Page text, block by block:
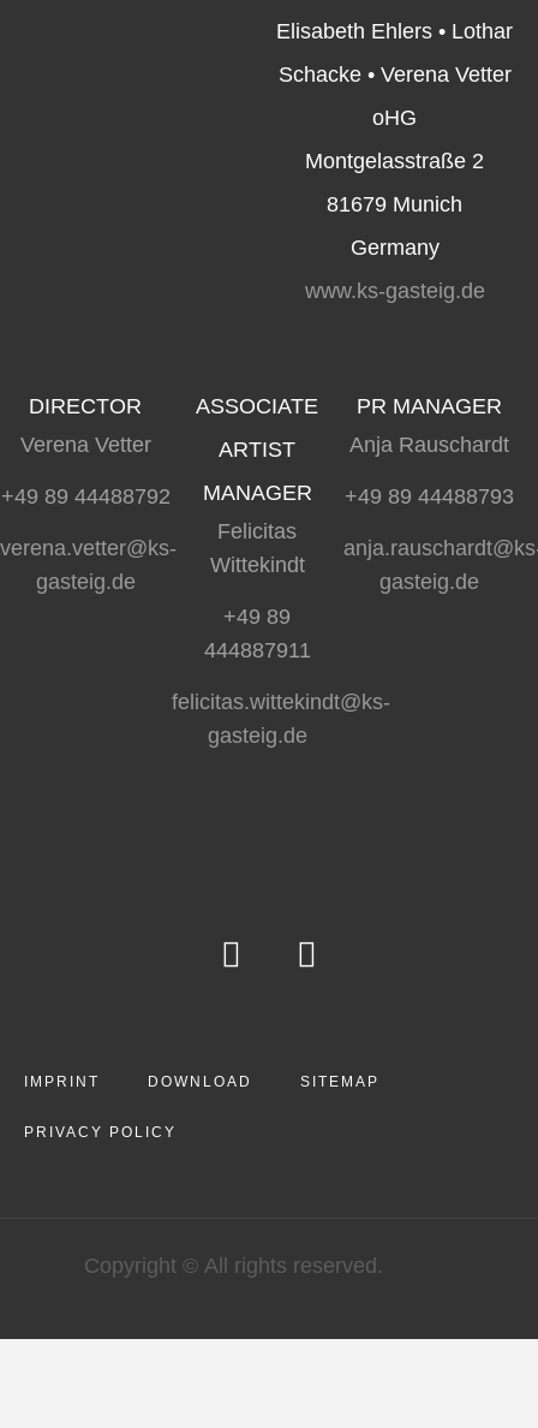
Elisabeth Ehlers • Lothar
Schacke • Verena Vetter
oHG
Montgelasstraße 2
81679 Munich
Germany
www.ks-gasteig.de
DIRECTOR
Verena Vetter
+49 89 44488792
verena.vetter@ks-
gasteig.de
ASSOCIATE
ARTIST
MANAGER
Felicitas
Wittekindt
+49 89
444887911
felicitas.wittekindt@ks-
gasteig.de
PR MANAGER
Anja Rauschardt
+49 89 44488793
gasteig.de
IMPRINT DOWNLOAD SITEMAP
PRIVACY POLICY
Copyright © All rights reserved.